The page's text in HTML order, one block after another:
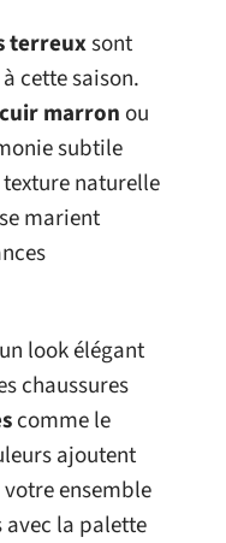
terreuxsont
cette saison.
marron ou
subtile
naturelle
marient
look élégant
chaussures
comme le
ajoutent
ensemble
avec la palette